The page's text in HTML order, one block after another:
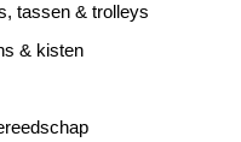
tassen & trolleys
& kisten